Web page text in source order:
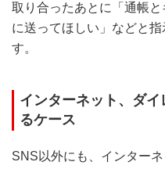
取り合ったあとに「通帳
に送ってほしい」などと
す。
インターネット、ダイ
るケース
SNS以外にも、インター